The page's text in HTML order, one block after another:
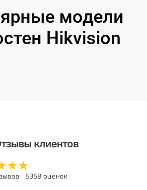
модели
Hikvision
клиентов
5358 оценок